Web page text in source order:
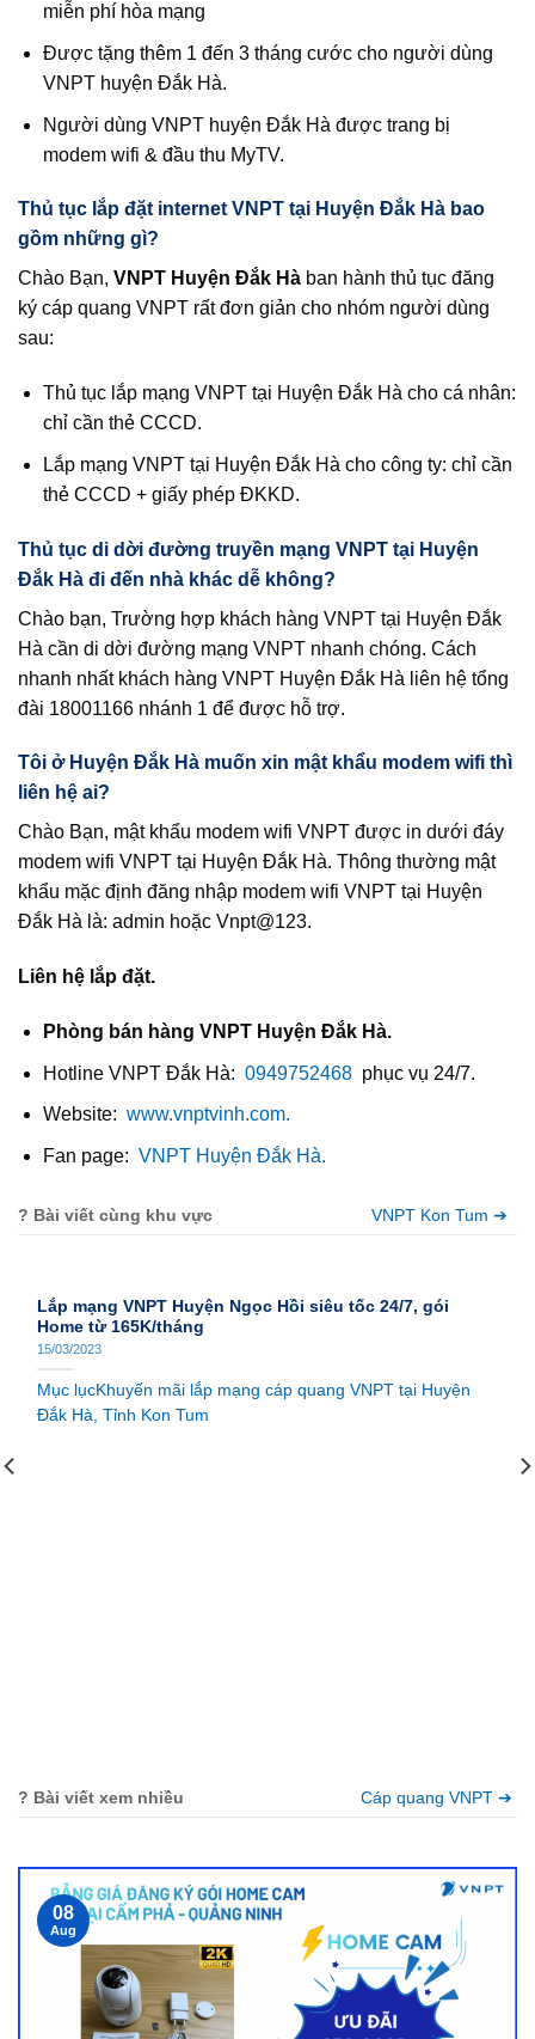
miễn phí hòa mạng
Được tặng thêm 1 đến 3 tháng cước cho người dùng
VNPT huyện Đắk Hà.
Người dùng VNPT huyện Đắk Hà được trang bị
modem wifi & đầu thu MyTV.
Thủ tục lắp đặt internet VNPT tại Huyện Đắk Hà bao
gồm những gì?
Chào Bạn, VNPT Huyện Đắk Hà ban hành thủ tục đăng
ký cáp quang VNPT rất đơn giản cho nhóm người dùng
sau:
Thủ tục lắp mạng VNPT tại Huyện Đắk Hà cho cá nhân:
chỉ cần thẻ CCCD.
Lắp mạng VNPT tại Huyện Đắk Hà cho công ty: chỉ cần
thẻ CCCD + giấy phép ĐKKD.
Thủ tục di dời đường truyền mạng VNPT tại Huyện
Đắk Hà đi đến nhà khác dễ không?
Chào bạn, Trường hợp khách hàng VNPT tại Huyện Đắk
Hà cần di dời đường mạng VNPT nhanh chóng. Cách
nhanh nhất khách hàng VNPT Huyện Đắk Hà liên hệ tổng
đài 18001166 nhánh 1 để được hỗ trợ.
Tôi ở Huyện Đắk Hà muốn xin mật khẩu modem wifi thì
liên hệ ai?
Chào Bạn, mật khẩu modem wifi VNPT được in dưới đáy
modem wifi VNPT tại Huyện Đắk Hà. Thông thường mật
khẩu mặc định đăng nhập modem wifi VNPT tại Huyện
Đắk Hà là: admin hoặc Vnpt@123.
Liên hệ lắp đặt.
Phòng bán hàng VNPT Huyện Đắk Hà.
Hotline VNPT Đắk Hà: 0949752468 phục vụ 24/7.
Website: www.vnptvinh.com.
Fan page: VNPT Huyện Đắk Hà.
? Bài viết cùng khu vực VNPT Kon Tum ➔
Lắp mạng VNPT Huyện Ngọc Hồi siêu tốc 24/7, gói
Home từ 165K/tháng
15/03/2023
Mục lụcKhuyến mãi lắp mạng cáp quang VNPT tại Huyện
Đắk Hà, Tỉnh Kon Tum
? Bài viết xem nhiều Cáp quang VNPT ➔
08
Aug